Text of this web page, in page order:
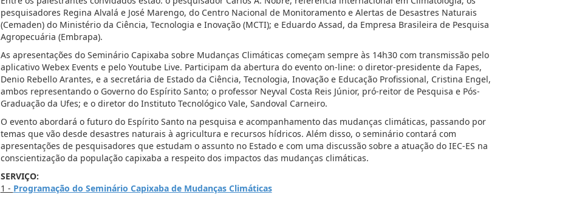
pesquisadores Regina Alvalá e José Marengo, do Centro Nacional de Monitoramento e Alertas de Desastres Naturais
(Cemaden) do Ministério da Ciência, Tecnologia e Inovação (MCTI); e Eduardo Assad, da Empresa Brasileira de Pesquisa
Agropecuária (Embrapa).
As apresentações do Seminário Capixaba sobre Mudanças Climáticas começam sempre às 14h30 com transmissão pelo
aplicativo Webex Events e pelo Youtube Live. Participam da abertura do evento on-line: o diretor-presidente da Fapes,
Denio Rebello Arantes, e a secretária de Estado da Ciência, Tecnologia, Inovação e Educação Profissional, Cristina Engel,
ambos representando o Governo do Espírito Santo; o professor Neyval Costa Reis Júnior, pró-reitor de Pesquisa e Pós-
Graduação da Ufes; e o diretor do Instituto Tecnológico Vale, Sandoval Carneiro.
O evento abordará o futuro do Espírito Santo na pesquisa e acompanhamento das mudanças climáticas, passando por
temas que vão desde desastres naturais à agricultura e recursos hídricos. Além disso, o seminário contará com
apresentações de pesquisadores que estudam o assunto no Estado e com uma discussão sobre a atuação do IEC-ES na
conscientização da população capixaba a respeito dos impactos das mudanças climáticas.
SERVIÇO:
1 - Programação do Seminário Capixaba de Mudanças Climáticas